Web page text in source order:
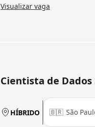
Visualizar vaga
Cientista de Dados
HÍBRIDO 🇧🇷 São